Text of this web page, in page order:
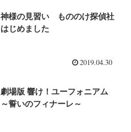
神様の見習い もののけ探偵社
はじめました
2019.04.30
劇場版 響け！ユーフォニアム
～誓いのフィナーレ～